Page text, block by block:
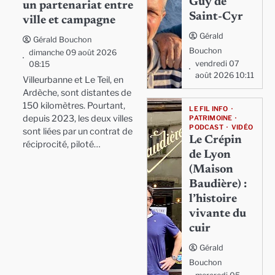
un partenariat entre
ville et campagne
Gérald Bouchon
dimanche 09 août 2026
08:15
Villeurbanne et Le Teil, en
Ardèche, sont distantes de
150 kilomètres. Pourtant,
depuis 2023, les deux villes
sont liées par un contrat de
réciprocité, piloté…
Saint-Cyr
Gérald
Bouchon
vendredi 07
août 2026 10:11
LE FIL INFO
PATRIMOINE
PODCAST
VIDÉO
Le Crépin
de Lyon
(Maison
Baudière) :
l’histoire
vivante du
cuir
Gérald
Bouchon